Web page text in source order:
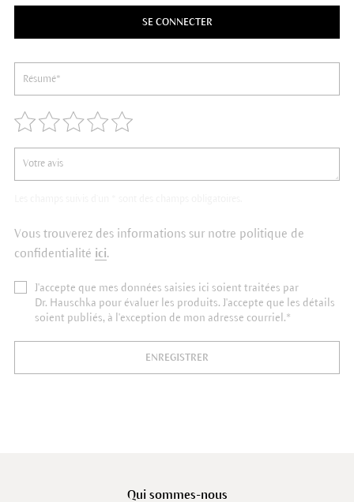
SE CONNECTER
Vous trouverez des informations sur notre politique de
confidentialité ici.
J'accepte que mes données saisies ici soient traitées par
Dr. Hauschka pour évaluer les produits. J'accepte que les détails
soient publiés, à l'exception de mon adresse courriel.*
ENREGISTRER
Qui sommes-nous